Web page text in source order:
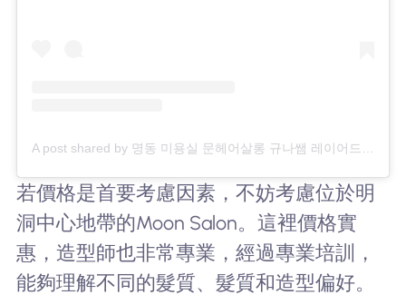
若價格是首要考慮因素，不妨考慮位於明
洞中心地帶的Moon Salon。這裡價格實
惠，造型師也非常專業，經過專業培訓，
能夠理解不同的髮質、髮質和造型偏好。